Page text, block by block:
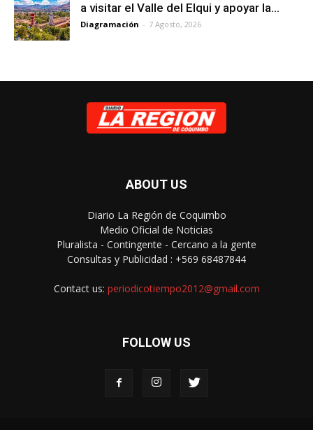
a visitar el Valle del Elqui y apoyar la...
Diagramación - 7 Agosto, 2026
ABOUT US
Diario La Región de Coquimbo
Medio Oficial de Noticias
Pluralista - Contingente - Cercano a la gente
Consultas y Publicidad : +569 68487844
Contact us: periodicotiempo2012@gmail.com
FOLLOW US